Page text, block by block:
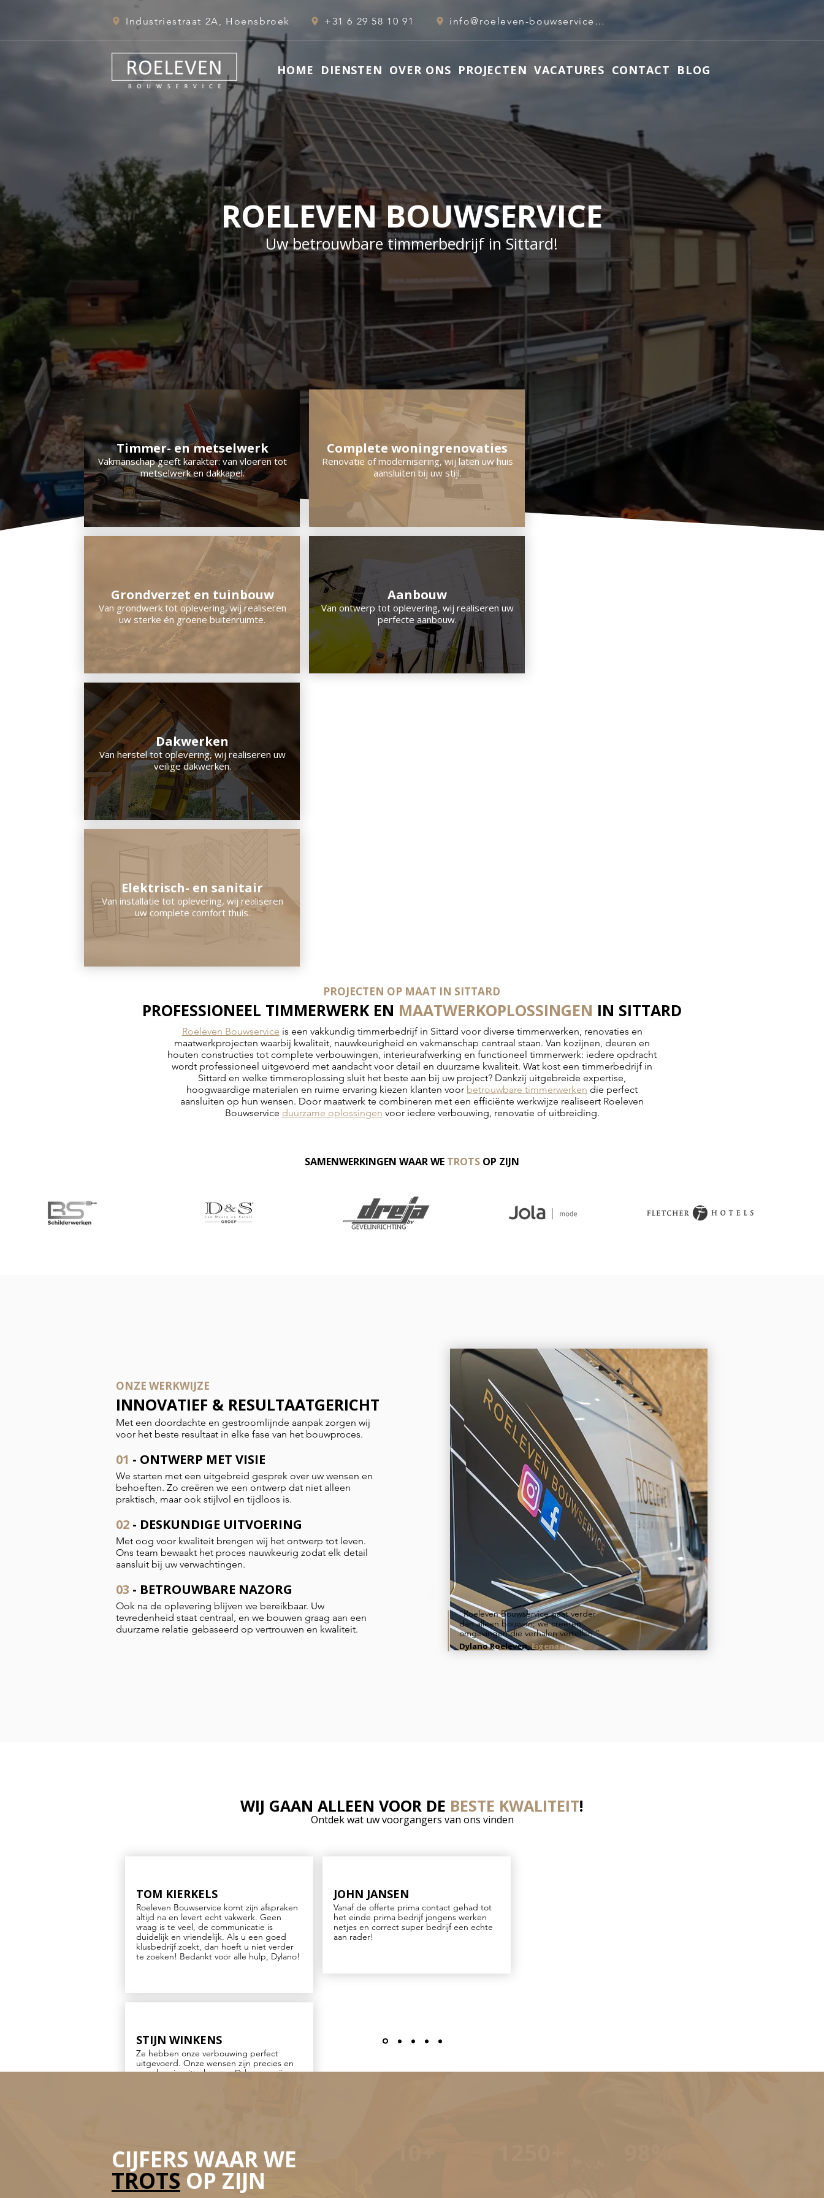
Industriestraat 2A, Hoensbroek +31 6 29 58 10 91 info@roeleven-bouwservice.nl
HOME DIENSTEN OVER ONS PROJECTEN VACATURES CONTACT BLOG
ROELEVEN BOUWSERVICE
Uw betrouwbare timmerbedrijf in Sittard!
Timmer- en metselwerk
Vakmanschap geeft karakter: van vloeren tot
metselwerk en dakkapel.
Grondverzet en tuinbouw
Van grondwerk tot oplevering, wij realiseren
uw sterke én groene buitenruimte.
Complete woningrenovaties
Renovatie of modernisering, wij laten uw huis
aansluiten bij uw stijl.
Aanbouw
Van ontwerp tot oplevering, wij realiseren uw
perfecte aanbouw.
Dakwerken
Van herstel tot oplevering, wij realiseren uw
veilige dakwerken.
Elektrisch- en sanitair
Van installatie tot oplevering, wij realiseren
uw complete comfort thuis.
PROJECTEN OP MAAT IN SITTARD
PROFESSIONEEL TIMMERWERK EN MAATWERKOPLOSSINGEN IN SITTARD
Roeleven Bouwservice is een vakkundig timmerbedrijf in Sittard voor diverse timmerwerken, renovaties en
maatwerkprojecten waarbij kwaliteit, nauwkeurigheid en vakmanschap centraal staan. Van kozijnen, deuren en
houten constructies tot complete verbouwingen, interieurafwerking en functioneel timmerwerk: iedere opdracht
wordt professioneel uitgevoerd met aandacht voor detail en duurzame kwaliteit. Wat kost een timmerbedrijf in
Sittard en welke timmeroplossing sluit het beste aan bij uw project? Dankzij uitgebreide expertise,
hoogwaardige materialen en ruime ervaring kiezen klanten voor betrouwbare timmerwerken die perfect
aansluiten op hun wensen. Door maatwerk te combineren met een efficiënte werkwijze realiseert Roeleven
Bouwservice duurzame oplossingen voor iedere verbouwing, renovatie of uitbreiding.
SAMENWERKINGEN WAAR WE TROTSOP ZIJN
ONZE WERKWIJZE
INNOVATIEF & RESULTAATGERICHT
Met een doordachte en gestroomlijnde aanpak zorgen wij
voor het beste resultaat in elke fase van het bouwproces.
01 - ONTWERP MET VISIE
We starten met een uitgebreid gesprek over uw wensen en
behoeften. Zo creëren we een ontwerp dat niet alleen
praktisch, maar ook stijlvol en tijdloos is.
02 - DESKUNDIGE UITVOERING
Met oog voor kwaliteit brengen wij het ontwerp tot leven.
Ons team bewaakt het proces nauwkeurig zodat elk detail
aansluit bij uw verwachtingen.
03 - BETROUWBARE NAZORG
Ook na de oplevering blijven we bereikbaar. Uw
tevredenheid staat centraal, en we bouwen graag aan een
duurzame relatie gebaseerd op vertrouwen en kwaliteit.
“Roeleven Bouwservice gaat verder
dan alleen bouwen; we creëren
omgevingen die verhalen vertellen.”
Dylano Roeleven,Eigenaar
WIJ GAAN ALLEEN VOOR DE BESTE KWALITEIT!
Ontdek wat uw voorgangers van ons vinden
TOM KIERKELS
Roeleven Bouwservice komt zijn afspraken
altijd na en levert echt vakwerk. Geen
vraag is te veel, de communicatie is
duidelijk en vriendelijk. Als u een goed
klusbedrijf zoekt, dan hoeft u niet verder
te zoeken! Bedankt voor alle hulp, Dylano!
JOHN JANSEN
Vanaf de offerte prima contact gehad tot
het einde prima bedrijf jongens werken
netjes en correct super bedrijf een echte
aan rader!
STIJN WINKENS
Ze hebben onze verbouwing perfect
uitgevoerd. Onze wensen zijn precies en
nauwkeurig uitgekomen. Dylano en zijn
CIJFERS WAAR WE
TROTS OP ZIJN